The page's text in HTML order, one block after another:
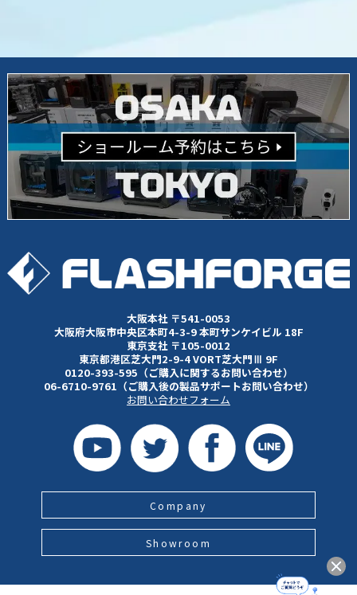
大阪本社 〒541-0053
大阪府大阪市中央区本町4-3-9 本町サンケイビル 18F
東京支社 〒105-0012
東京都港区芝大門2-9-4 VORT芝大門Ⅲ 9F
0120-393-595（ご購入に関するお問い合わせ）
06-6710-9761（ご購入後の製品サポートお問い合わせ）
お問い合わせフォーム
Company
Showroom